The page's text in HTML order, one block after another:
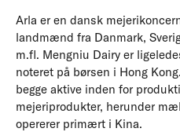
Arla er en dansk
landmænd fra Danmark,
m.fl. Mengniu Dairy er
noteret på børsen i Hong
begge aktive inden for
mejeriprodukter, herunder
opererer primært i Kina.